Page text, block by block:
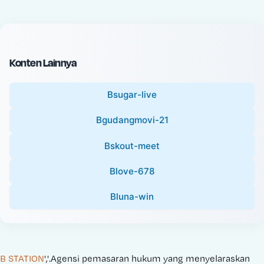
c
e
Konten Lainnya
Bsugar-live
Bgudangmovi-21
Bskout-meet
Blove-678
Bluna-win
B STATION','.Agensi pemasaran hukum yang menyelaraskan